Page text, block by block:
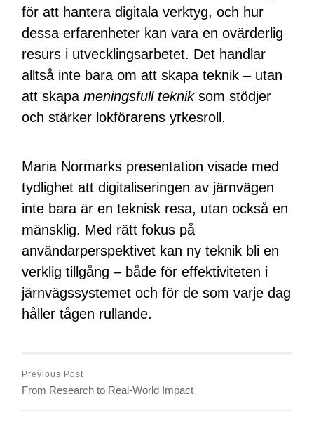
för att hantera digitala verktyg, och hur
dessa erfarenheter kan vara en ovärderlig
resurs i utvecklingsarbetet. Det handlar
alltså inte bara om att skapa teknik – utan
att skapameningsfull tekniksom stödjer
och stärker lokförarens yrkesroll.
Maria Normarks presentation visade med
tydlighet att digitaliseringen av järnvägen
inte bara är en teknisk resa, utan också en
mänsklig. Med rätt fokus på
användarperspektivet kan ny teknik bli en
verklig tillgång – både för effektiviteten i
järnvägssystemet och för de som varje dag
håller tågen rullande.
Previous Post
From Research to Real-World Impact